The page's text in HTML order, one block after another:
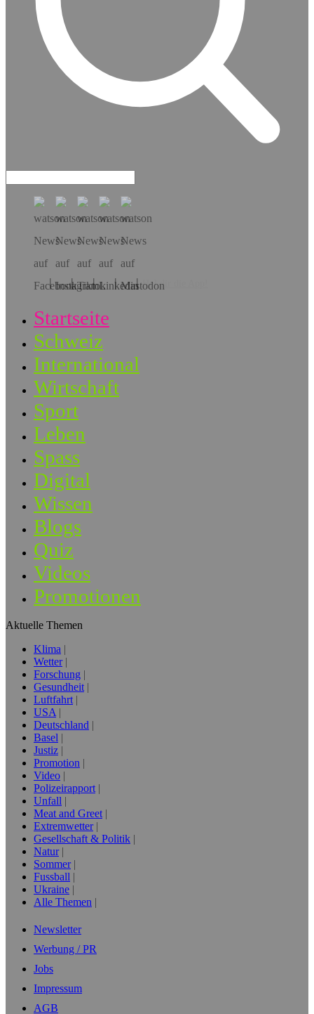
Hol dir die App!
Startseite
Schweiz
International
Wirtschaft
Sport
Leben
Spass
Digital
Wissen
Blogs
Quiz
Videos
Promotionen
Aktuelle Themen
Klima
Wetter
Forschung
Gesundheit
Luftfahrt
USA
Deutschland
Basel
Justiz
Promotion
Video
Polizeirapport
Unfall
Meat and Greet
Extremwetter
Gesellschaft & Politik
Natur
Sommer
Fussball
Ukraine
Alle Themen
Newsletter
Werbung / PR
Jobs
Impressum
AGB